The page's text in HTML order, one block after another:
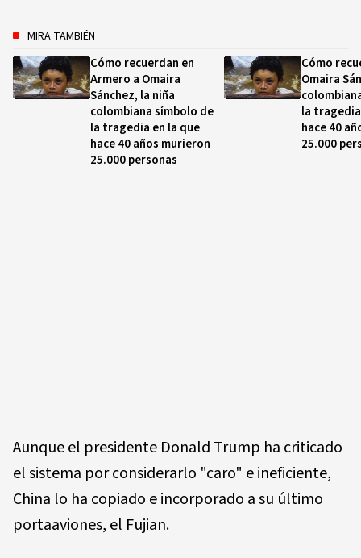
MIRA TAMBIÉN
Cómo recuerdan en
Armero a Omaira
Sánchez, la niña
colombiana símbolo de
la tragedia en la que
hace 40 años murieron
25.000 personas
Cómo
Omaira
la
hace 40
25.000
Aunque el presidente Donald Trump ha criticado
el sistema por considerarlo "caro" e ineficiente,
China lo ha copiado e incorporado a su último
portaaviones, el Fujian.